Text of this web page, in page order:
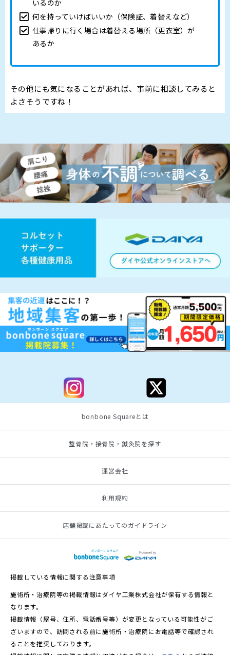
いるのか
何を持っていけばいいか（保険証、着替えなど）
仕事帰りに行く場合は着替える場所（更衣室）が
あるか
その他にも気になることがあれば、事前に相談してみると
よさそうですね！
bonbone Squareとは
整骨院・接骨院・鍼灸院を探す
運営会社
利用規約
店舗掲載にあたってのガイドライン
掲載している情報に関する注意事項
施術所・治療院等の掲載情報はダイヤ工業株式会社が保有する情報と
なります。
掲載情報（屋号、住所、電話番号等）が変更となっている可能性がご
ざいますので、訪問される前に施術所・治療院にお電話等で確認され
ることを推奨しております。